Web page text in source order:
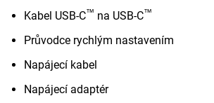
Kabel USB-C™ na USB-C™
Průvodce rychlým nastavením
Napájecí kabel
Napájecí adaptér